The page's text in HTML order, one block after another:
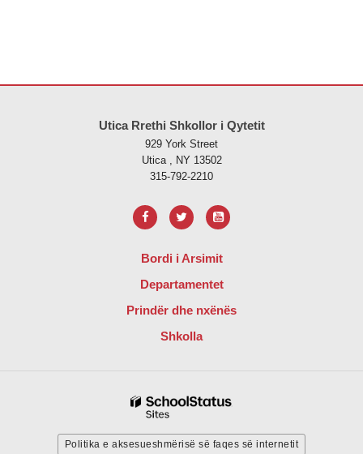
Utica Rrethi Shkollor i Qytetit
929 York Street
Utica , NY 13502
315-792-2210
Bordi i Arsimit
Departamentet
Prindër dhe nxënës
Shkolla
Politika e aksesueshmërisë së faqes së internetit